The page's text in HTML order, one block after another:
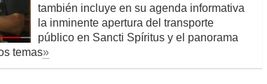
también incluye en su agenda informativa
la inminente apertura del transporte
público en Sancti Spíritus y el panorama
temas»